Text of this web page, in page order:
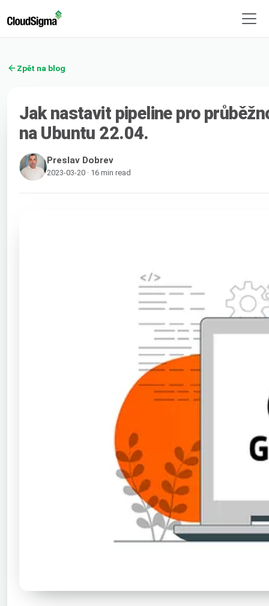
Zpět na blog
Jak nastavit pipeline pro
na Ubuntu 22.04.
Preslav Dobrev
2023-03-20 · 16 min read